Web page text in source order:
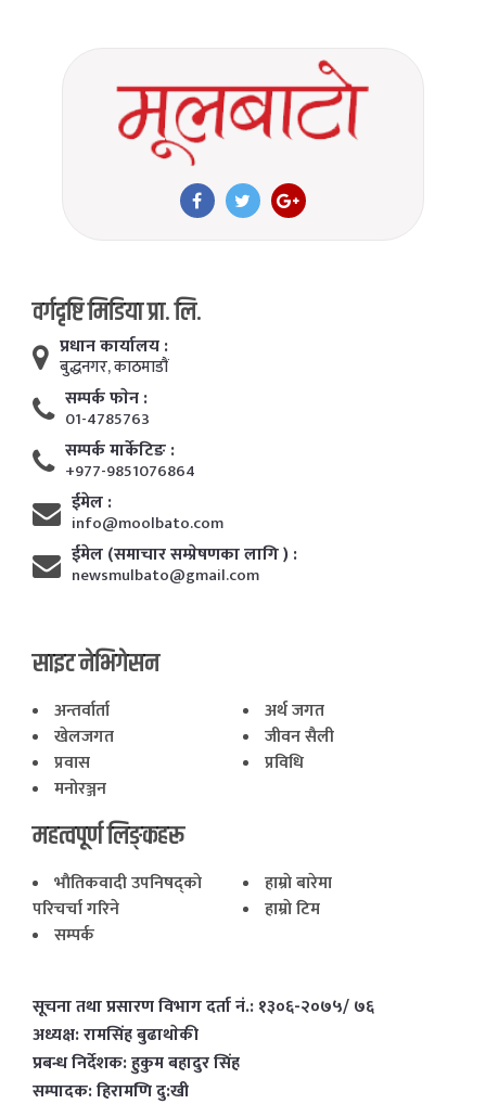
वर्गदृष्टि मिडिया प्रा. लि.
प्रधान कार्यालय :
बुद्धनगर, काठमाडाैं
सम्पर्क फाेन :
01-4785763
सम्पर्क मार्केटिङ :
+977-9851076864
ईमेल :
info@moolbato.com
ईमेल (समाचार सम्प्रेषणका लागि ) :
newsmulbato@gmail.com
साइट नेभिगेसन
अन्तर्वार्ता
अर्थ जगत
खेलजगत
जीवन सैली
प्रवास
प्रविधि
मनोरञ्जन
महत्वपूर्ण लिङ्कहरू
भाैतिकवादी उपनिषद्काे
परिचर्चा गरिने
हाम्राे बारेमा
हाम्राे टिम
सम्पर्क
सूचना तथा प्रसारण विभाग दर्ता नं.: १३०६-२०७५/ ७६
अध्यक्ष: रामसिंह बुढाथाेकी
प्रबन्ध निर्देशक: हुकुम बहादुर सिंह
सम्पादक: हिरामणि दु:खी